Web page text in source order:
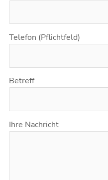
Telefon (Pflichtfeld)
Betreff
Ihre Nachricht